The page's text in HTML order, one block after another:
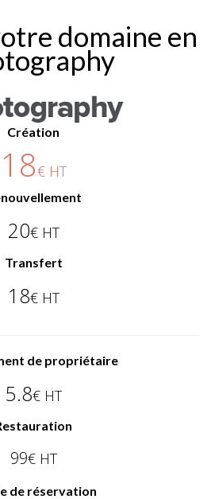
domaine en
Création
18€ HT
20€ HT
Transfert
18€ HT
de propriétaire
5.8€ HT
99€ HT
de réservation